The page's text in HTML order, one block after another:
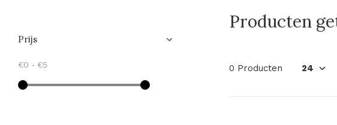
Producten
0 Producten
Prijs
€0 - €5